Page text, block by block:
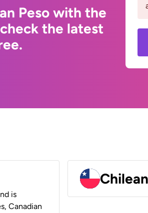
Peso with the
the latest
is
Canadian